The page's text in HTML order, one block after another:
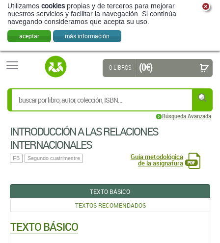
Utilizamos cookies propias y de terceros para mejorar
nuestros servicios y facilitar la navegación. Si continúa
navegando consideramos que acepta su uso.
aceptar más información
Búsqueda Avanzada
0 LIBROS (0 €)
INTRODUCCIÓN A LAS RELACIONES
INTERNACIONALES
FB Segundo cuatrimestre Guía metodológica
de la asignatura
TEXTO BÁSICO
TEXTOS RECOMENDADOS
TEXTO BÁSICO